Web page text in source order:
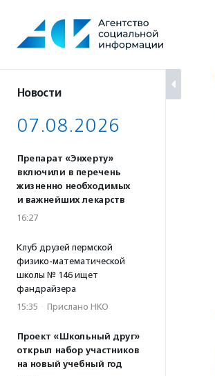
содержанию
Новости
07.08.2026
Препарат «Энхерту»
включили в перечень
жизненно необходимых
и важнейших лекарств
16:27
Клуб друзей пермской
физико-математической
школы № 146 ищет
фандрайзера
15:35 · Прислано НКО
Проект «Школьный друг»
открыл набор участников
на новый учебный год